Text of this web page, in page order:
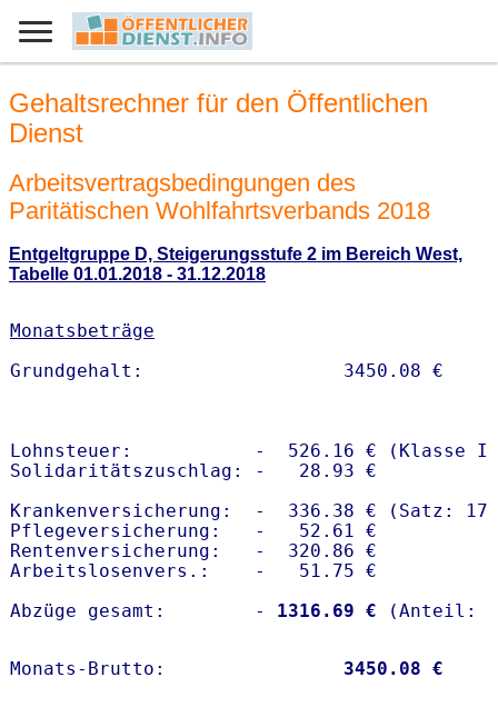
Gehaltsrechner für den Öffentlichen
Dienst
Arbeitsvertragsbedingungen des
Paritätischen Wohlfahrtsverbands 2018
Entgeltgruppe D, Steigerungsstufe 2 im Bereich West,
Tabelle 01.01.2018 - 31.12.2018
Monatsbeträge
Lohnsteuer:           -  526.16 € (Klasse I)
Solidaritätszuschlag: -   28.93 €
Krankenversicherung:  -  336.38 € (Satz:
Pflegeversicherung:   -   52.61 €
Rentenversicherung:   -  320.86 €
Arbeitslosenvers.:    -   51.75 €
Abzüge gesamt:        -
1316.69 €
Monats-Brutto: 3450.08 €